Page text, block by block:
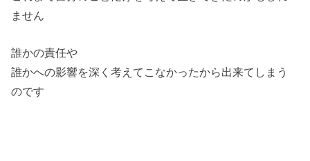
ません
誰かの責任や
誰かへの影響を深く考えてこなかったから出来てしまう
のです